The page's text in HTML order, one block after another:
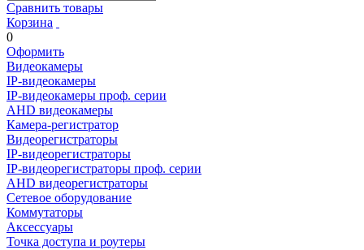
Сравнить товары
Корзина
0
Оформить
Видеокамеры
IP-видеокамеры
IP-видеокамеры проф. серии
AHD видеокамеры
Камера-регистратор
Видеорегистраторы
IP-видеорегистраторы
IP-видеорегистраторы проф. серии
AHD видеорегистраторы
Сетевое оборудование
Коммутаторы
Аксессуары
Точка доступа и роутеры